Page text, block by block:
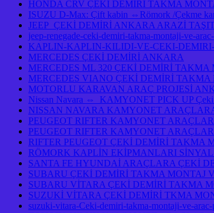
HONDA CRV ÇEKİ DEMİRİ TAKMA
ISUZU D-Max: Çift kabin ⇔Römork /Çekme
JEEP ÇEKİ DEMİRİ ANKARA ARAZİ
jeep-renegade-ceki-demiri-takma-montaji-ve-
KAPLIN-KAPLIN-KILIDI-VE-CEKI-
MERCEDES ÇEKİ DEMİRİ ANKARA
MERCEDES ML 320 ÇEKİ DEMİRİ
MERCEDES VIANO ÇEKİ DEMİRİ
MOTORLU KARAVAN ARAÇ PROJESİ
Nissan Navara ⇔ KAMYONET PICK UP Çeki
NISSAN NAVARA KAMYONET
PEUGEOT RIFTER KAMYONET
PEUGEOT RIFTER KAMYONET
RIFTER PEUGEOT ÇEKİ DEMİRİ TAKMA
RÖMORK KAPLİN EKİPMANLARI
SANTA FE HYUNDAİ ARAÇLARA ÇEKİ
SUBARU ÇEKİ DEMİRİ TAKMA MONTAJ
SUBARU VİTARA ÇEKİ DEMİRİ TAKMA
SUZUKİ VİTARA ÇEKİ DEMİRİ TKMA
suzuki-vitara-Ceki-demiri-takma-montaji-ve-